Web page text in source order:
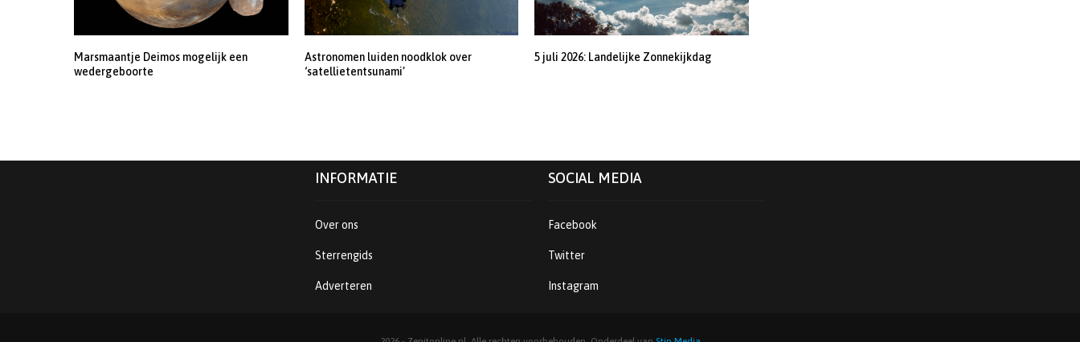
Marsmaantje Deimos mogelijk een
wedergeboorte
Astronomen luiden noodklok over
‘satellietentsunami’
5 juli 2026: Landelijke Zonnekijkdag
INFORMATIE
Over ons
Sterrengids
Adverteren
SOCIAL MEDIA
Facebook
Twitter
Instagram